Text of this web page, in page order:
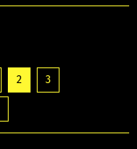
2 3